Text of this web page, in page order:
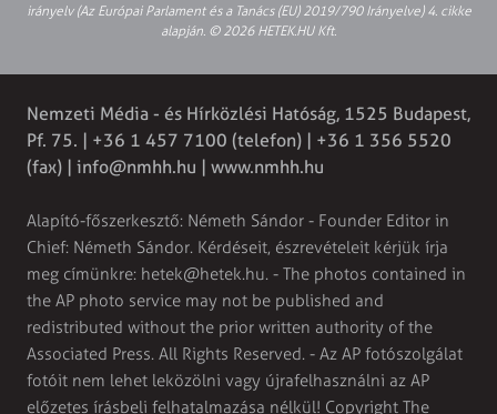
irányelv (Az Európai Parlament és a Tanács (EU) 2019/790 Irányelve) 4. cikke
alapján. © 2026 HETEK.HU Kft.
Nemzeti Média - és Hírközlési Hatóság, 1525 Budapest,
Pf. 75. | +36 1 457 7100 (telefon) | +36 1 356 5520
(fax) | info@nmhh.hu | www.nmhh.hu
Alapító-főszerkesztő: Németh Sándor - Founder Editor in
Chief: Németh Sándor. Kérdéseit, észrevételeit kérjük írja
meg címünkre: hetek@hetek.hu. - The photos contained in
the AP photo service may not be published and
redistributed without the prior written authority of the
Associated Press. All Rights Reserved. - Az AP fotószolgálat
fotóit nem lehet leközölni vagy újrafelhasználni az AP
előzetes írásbeli felhatalmazása nélkül! Copyright The